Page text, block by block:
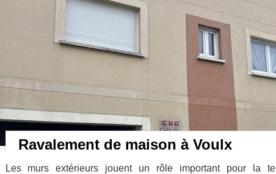
Ravalement de maison à Voulx
Les murs extérieurs jouent un rôle important pour la